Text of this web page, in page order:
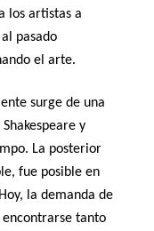
los artistas a
pasado
el arte.
surge de una
y
La posterior
fue posible en
la demanda de
encontrarse tanto